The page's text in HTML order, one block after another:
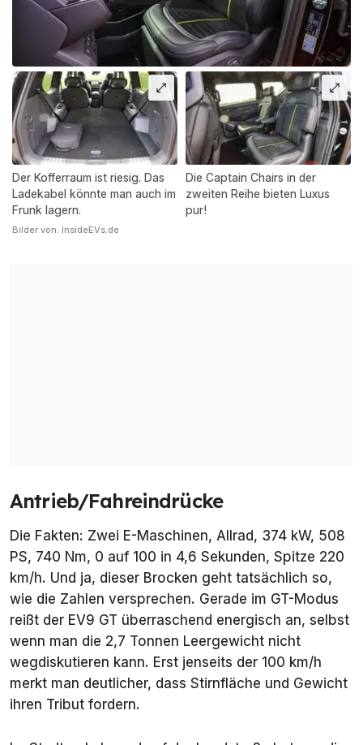
Der Kofferraum ist riesig. Das
Ladekabel könnte man auch im
Frunk lagern.
Die Captain Chairs in der
zweiten Reihe bieten Luxus
pur!
Bilder von: InsideEVs.de
Antrieb/Fahreindrücke
Die Fakten: Zwei E-Maschinen, Allrad, 374 kW, 508
PS, 740 Nm, 0 auf 100 in 4,6 Sekunden, Spitze 220
km/h. Und ja, dieser Brocken geht tatsächlich so,
wie die Zahlen versprechen. Gerade im GT-Modus
reißt der EV9 GT überraschend energisch an, selbst
wenn man die 2,7 Tonnen Leergewicht nicht
wegdiskutieren kann. Erst jenseits der 100 km/h
merkt man deutlicher, dass Stirnfläche und Gewicht
ihren Tribut fordern.